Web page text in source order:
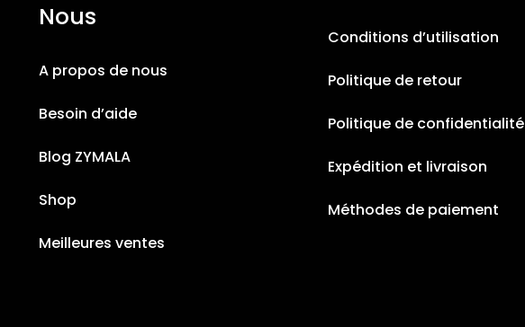
Nous
A propos de nous
Besoin d’aide
Blog ZYMALA
Shop
Meilleures ventes
Conditions d’utilisation
Politique de retour
Politique de confidentialité
Expédition et livraison
Méthodes de paiement